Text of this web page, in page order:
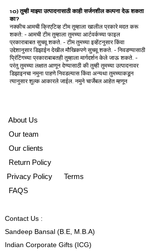
10) तुम्ही माझ्या उत्पादनासाठी काही सर्जनशील कल्पना देऊ शकता
का?
नक्कीच आमची क्रिएटिव्ह टीम तुम्हाला खालील प्रकारे मदत करू
शकते: - आमची टीम तुम्हाला तुमच्या आर्टवर्कच्या फाइल
प्रकाराबाबत सुचवू शकते. - टीम तुमच्या इव्हेंटनुसार किंवा
उद्देशानुसार डिझाईन देखील मौखिकपणे सुचवू शकते. - निवडण्यासाठी
प्रिंटिंगच्या प्रकाराबाबतही तुम्हाला मार्गदर्शन केले जाऊ शकते. -
परंतु तुमच्या लक्षात आणून देण्यासाठी की तुम्ही तुमच्या उत्पादनावर
डिझाइनचा नमुना पाहणे निवडल्यास किंवा अन्यथा तुमच्याकडून
त्यानुसार शुल्क आकारले जाईल. नमुने चार्जेबल आहेत म्हणून
About Us
Our team
Our clients
Return Policy
Privacy Policy Terms
FAQS
Contact Us :
Sandeep Bansal (B.E, M.B.A)
Indian Corporate Gifts (ICG)